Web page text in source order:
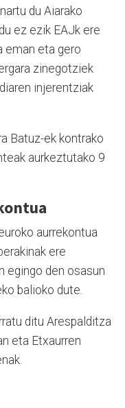
du Aiarako
ez ezik EAJk ere
eman eta gero
zinegotziek
injerentziak
Batuz-ek kontrako
aurkeztutako 9
aurrekontua
ere
egingo den osasun
balioko dute.
ditu Arespalditza
eta Etxaurren